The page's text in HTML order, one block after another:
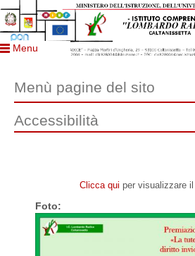
Menu
Menù pagine del sito
Accessibilità
Clicca qui per visualizzare
Foto: